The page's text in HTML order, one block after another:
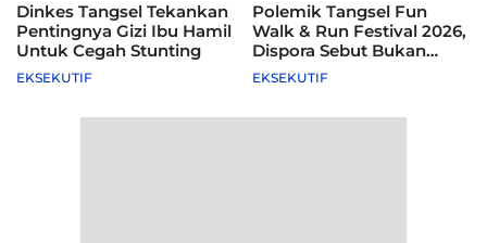
Dinkes Tangsel Tekankan
Pentingnya Gizi Ibu Hamil
Untuk Cegah Stunting
EKSEKUTIF
Polemik Tangsel Fun
Walk & Run Festival 2026,
Dispora Sebut Bukan
Agenda Pemkot
EKSEKUTIF